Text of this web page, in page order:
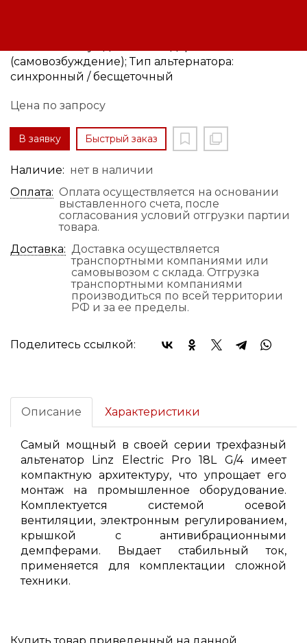
(самовозбуждение); Тип альтернатора:
синхронный / бесщеточный
Цена по запросу
В заявку Быстрый заказ
Наличие: нет в наличии
Оплата: Оплата осуществляется на основании
выставленного счета, после
согласования условий отгрузки партии
товара.
Доставка: Доставка осуществляется
транспортными компаниями или
самовывозом с склада. Отгрузка
транспортными компаниями
производиться по всей территории
РФ и за ее пределы.
Поделитесь ссылкой:
Описание Характеристики
Самый мощный в своей серии трехфазный
альтенатор Linz Electric Pro 18L G/4 имеет
компактную архитектуру, что упрощает его
монтаж на промышленное оборудование.
Комплектуется системой осевой
вентиляции, электронным регулированием,
крышкой с антивибрационными
демпферами. Выдает стабильный ток,
применяется для комплектации сложной
техники.
Купить товар приведенный на данной